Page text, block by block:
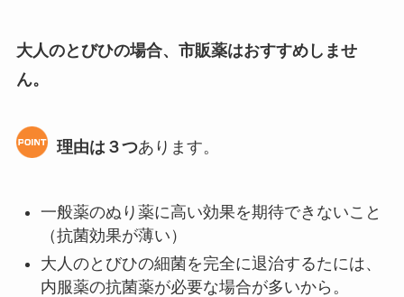
大人のとびひの場合、市販薬はおすすめしませ
ん。
理由は３つあります。
一般薬のぬり薬に高い効果を期待できないこと
（抗菌効果が薄い）
大人のとびひの細菌を完全に退治するたには、
内服薬の抗菌薬が必要な場合が多いから。